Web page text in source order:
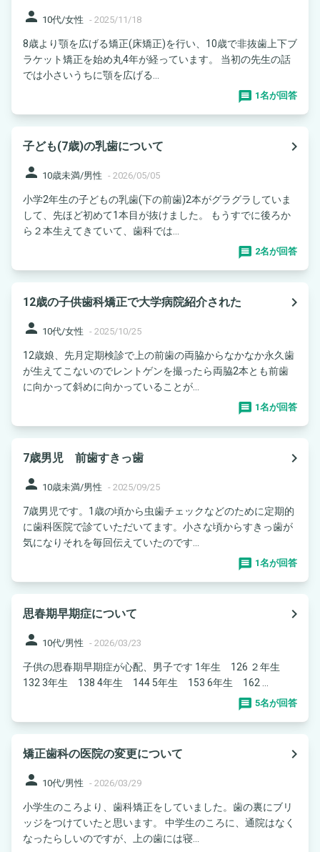
person 10代/女性 - 2025/11/18
8歳より顎を広げる矯正(床矯正)を行い、10歳で非抜歯上下ブ
ラケット矯正を始め丸4年が経っています。 当初の先生の話
では小さいうちに顎を広げる...
1名が回答
子ども(7歳)の乳歯について
navigate_next
person 10歳未満/男性 - 2026/05/05
小学2年生の子どもの乳歯(下の前歯)2本がグラグラしていま
して、先ほど初めて1本目が抜けました。 もうすでに後ろか
ら２本生えてきていて、歯科では...
2名が回答
12歳の子供歯科矯正で大学病院紹介された
navigate_next
person 10代/女性 - 2025/10/25
12歳娘、先月定期検診で上の前歯の両脇からなかなか永久歯
が生えてこないのでレントゲンを撮ったら両脇2本とも前歯
に向かって斜めに向かっていることが...
1名が回答
7歳男児 前歯すきっ歯
navigate_next
person 10歳未満/男性 - 2025/09/25
7歳男児です。1歳の頃から虫歯チェックなどのために定期的
に歯科医院で診ていただいてます。小さな頃からすきっ歯が
気になりそれを毎回伝えていたのです...
1名が回答
思春期早期症について
navigate_next
person 10代/男性 - 2026/03/23
子供の思春期早期症が心配、男子です 1年生 126 ２年生
132 3年生 138 4年生 144 5年生 153 6年生 162 ...
5名が回答
矯正歯科の医院の変更について
navigate_next
person 10代/男性 - 2026/03/29
小学生のころより、歯科矯正をしていました。歯の裏にブリ
ッジをつけていたと思います。 中学生のころに、通院はなく
なったらしいのですが、上の歯には寝...